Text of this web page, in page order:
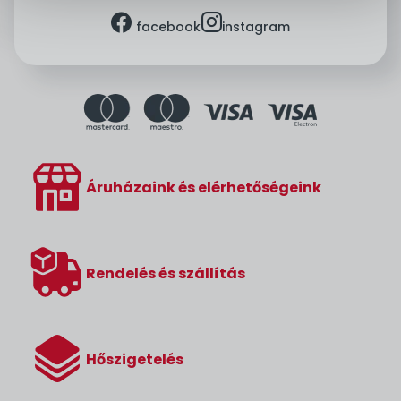
Áruházaink és elérhetőségeink
Rendelés és szállítás
Hőszigetelés
facebook facebookinstagraminstagram